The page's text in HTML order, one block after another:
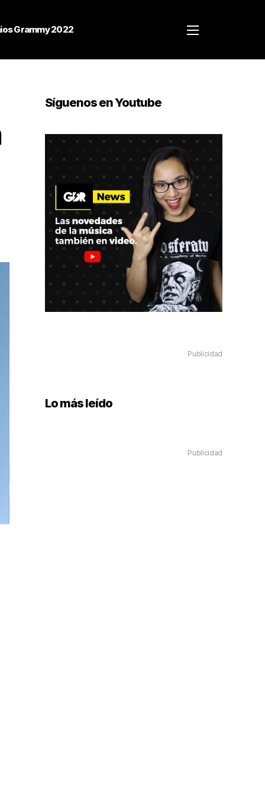
Grammy 2022
Síguenos en Youtube
Publicidad
Lo más leído
Publicidad